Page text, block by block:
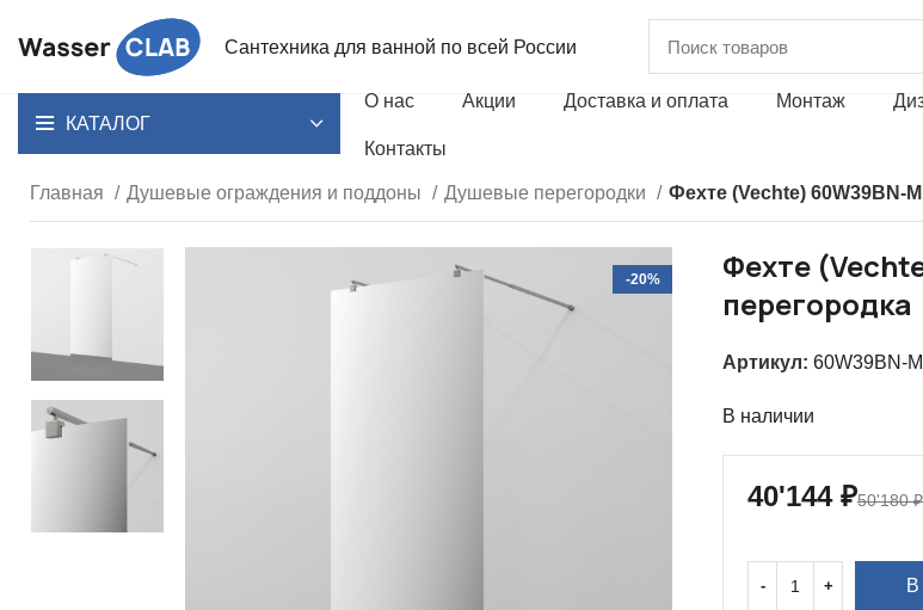
Сантехника для ванной по всей России
КАТАЛОГ
О нас Акции Доставка и оплата Монтаж
Контакты
Главная Душевые ограждения и поддоны Душевые перегородки Фехте (Vechte) 60W39BN-
-20%
Фехте
перегородка
Артикул: 60W39BN-
В наличии
40'144 ₽50'180₽
В